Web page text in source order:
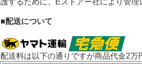
護するために、Eストアー社により管理
■配送について
配送料は以下の通りですが商品代金2万